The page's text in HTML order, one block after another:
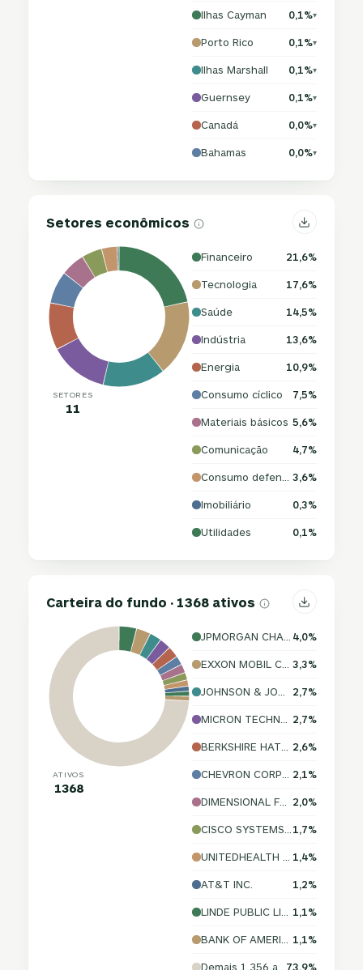
Ilhas Cayman 0,1%▾
Porto Rico 0,1%▾
Ilhas Marshall 0,1%▾
Guernsey 0,1%▾
Canadá 0,0%▾
Bahamas 0,0%▾
Setores econômicos
SETORES
11
Financeiro 21,6%
Tecnologia 17,6%
Saúde 14,5%
Indústria 13,6%
Energia 10,9%
Consumo cíclico 7,5%
Materiais básicos 5,6%
Comunicação 4,7%
3,6%
Imobiliário 0,3%
Utilidades 0,1%
Carteira do fundo · 1368 ativos
ATIVOS
1368
4,0%
3,3%
2,7%
2,7%
2,6%
2,1%
2,0%
1,7%
1,4%
AT&T INC. 1,2%
1,1%
1,1%
73,9%